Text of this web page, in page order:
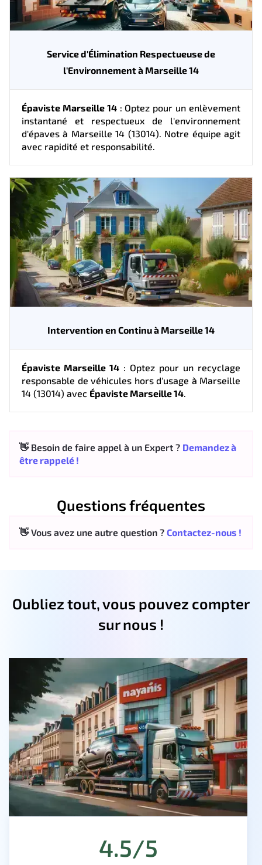
Service d'Élimination Respectueuse de
l'Environnement à Marseille 14
Épaviste Marseille 14: Optez pour un enlèvement
instantané et respectueux de l'environnement
d'épaves à Marseille 14 (13014). Notre équipe agit
avec rapidité et responsabilité.
Intervention en Continu à Marseille 14
Épaviste Marseille 14 : Optez pour un recyclage
responsable de véhicules hors d'usage à Marseille
14 (13014) avec Épaviste Marseille 14.
👋 Besoin de faire appel à un Expert ? Demandez à
être rappelé !
Questions fréquentes
👋 Vous avez une autre question ? Contactez-nous !
Oubliez tout, vous pouvez compter
sur nous !
4.5/5